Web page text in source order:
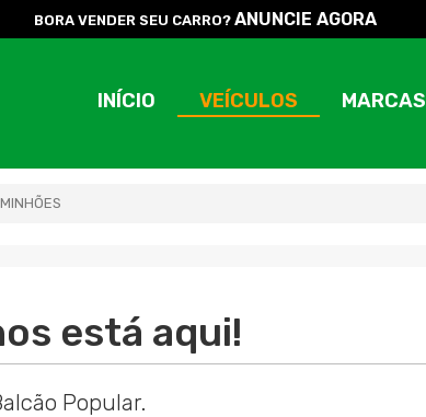
BORA VENDER SEU CARRO? ANUNCIE AGORA
INÍCIO VEÍCULOS MARCAS
está aqui!
Popular.